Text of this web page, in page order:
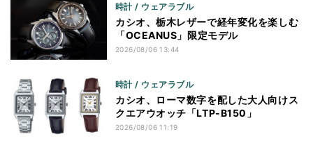
時計 / ウェアラブル
カシオ、栃木レザーで経年変化を楽しむ
「OCEANUS」限定モデル
2026/08/06 13:44
時計 / ウェアラブル
カシオ、ローマ数字を配した大人向けス
クエアウオッチ「LTP-B150」
2026/08/06 11:19